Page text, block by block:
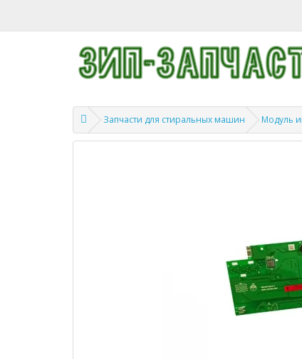
Запчасти для стиральных машин Модуль